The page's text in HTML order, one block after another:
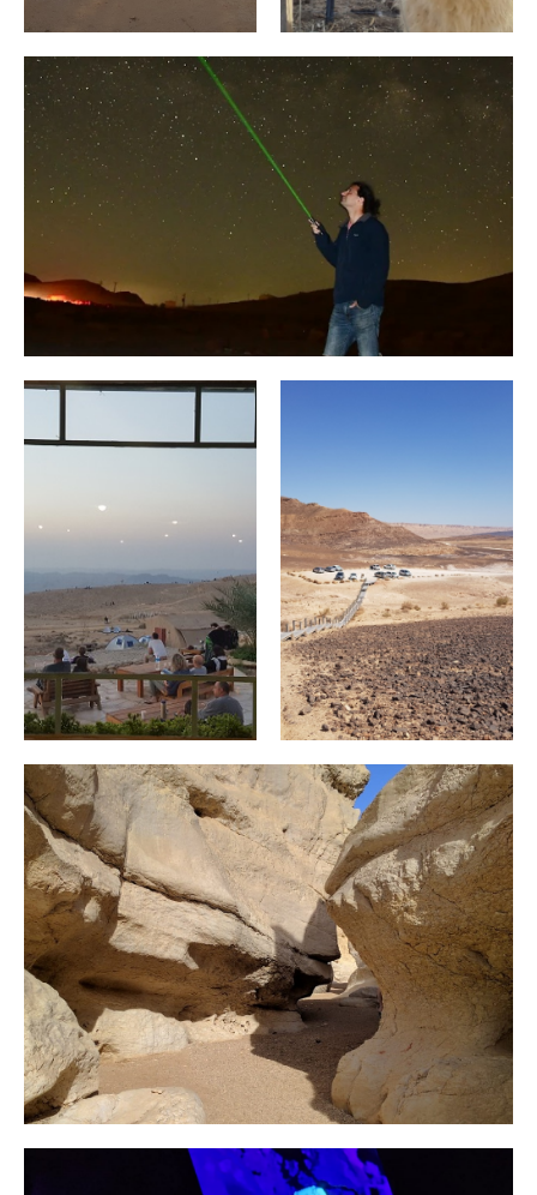
אטרקציות
לכל
המשפחה
לחץ כאן
לינה
במצפה
רמון
גלו את קסם השמיים:
תצפיות כוכבים חוויתיות
לחץ כאן
כל הטיולים
במצפה רמון
לחץ כאן
מסעדות
במצפה רמון
לחץ כאן